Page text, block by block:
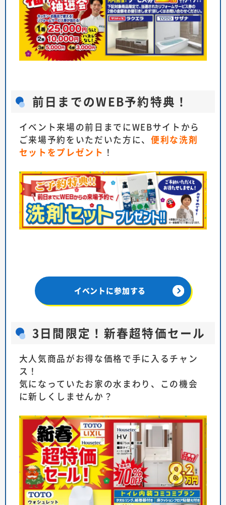
前日までのWEB予約特典！
イベント来場の前日までにWEBサイトから
ご来場予約をいただいた方に、便利な洗剤
セットをプレゼント ！
イベントに参加する
3日間限定！新春超特価セール
大人気商品がお得な価格で手に入るチャン
ス！
気になっていたお家の水まわり、この機会
に新しくしませんか？